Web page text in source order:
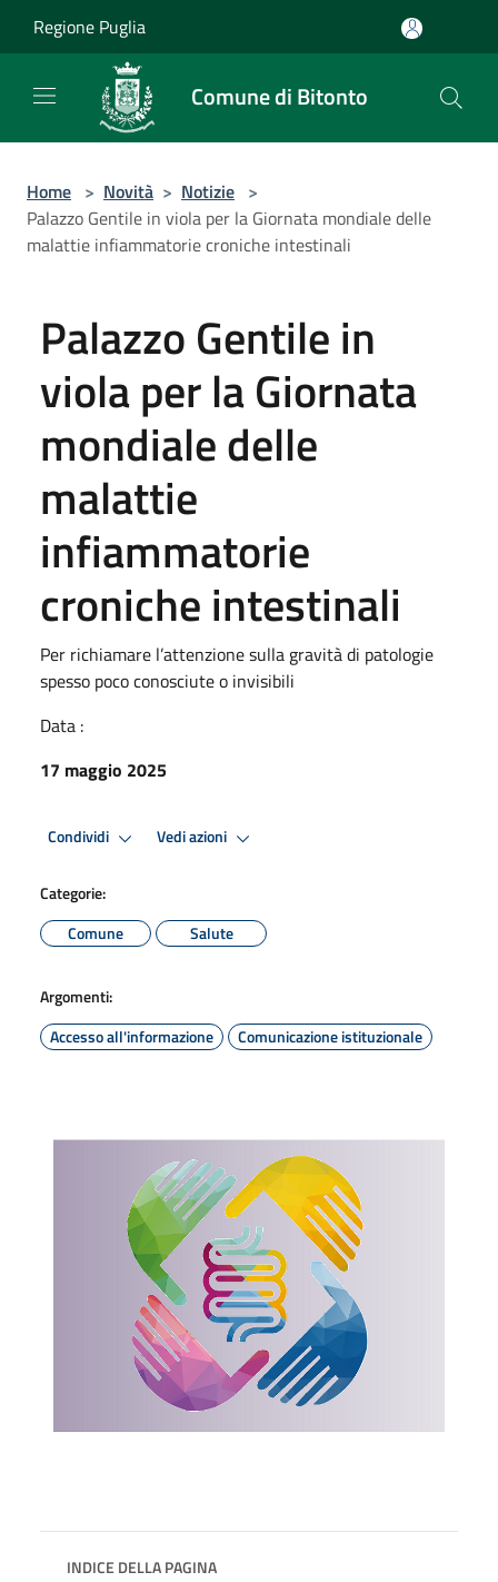
Regione Puglia
Comune di Bitonto
Home > Novità > Notizie >
Palazzo Gentile in viola per la Giornata mondiale delle
malattie infiammatorie croniche intestinali
Palazzo Gentile in
viola per la Giornata
mondiale delle
malattie
infiammatorie
croniche intestinali
Per richiamare l’attenzione sulla gravità di patologie
spesso poco conosciute o invisibili
Data :
17 maggio 2025
Condividi Vedi azioni
Categorie:
Comune
Salute
Argomenti:
Accesso all'informazione
Comunicazione istituzionale
INDICE DELLA PAGINA